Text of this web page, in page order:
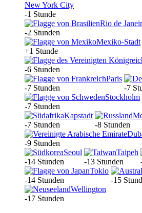
New York City
-1 Stunde
Rio de
-2 Stunden
Mexiko-Stadt
+1 Stunde
-6 Stunden
Paris
-7 Stunden
-7
Stockholm
-7 Stunden
Kapstadt
-7 Stunden
-8 Stunden
-9 Stunden
Seoul
-14 Stunden
Taipeh
-13 Stunden
Tokio
-14 Stunden
-15
Wellington
-17 Stunden